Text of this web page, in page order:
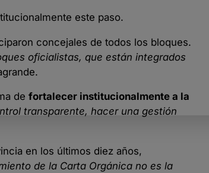
este paso.
concejales de todos los bloques.
oficialistas, que están integrados
de fortalecer institucionalmente a la
transparente, hacer una gestión
en los últimos diez años,
de la Carta Orgánica no es la